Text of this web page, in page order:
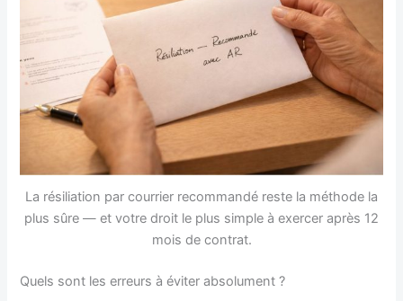
La résiliation par courrier recommandé reste la méthode la
plus sûre — et votre droit le plus simple à exercer après 12
mois de contrat.
Quels sont les erreurs à éviter absolument ?